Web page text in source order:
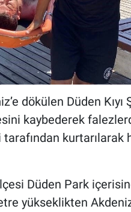
dökülen Düden Kıyı
kaybederek
kurtarılarak
Düden Park
yükseklikten